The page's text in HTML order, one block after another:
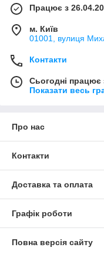
Працює з
м. Київ
01001, вулиця
Контакти
Сьогодні працює
Показати весь
Про нас
Контакти
Доставка та оплата
Графік роботи
Повна версія сайту